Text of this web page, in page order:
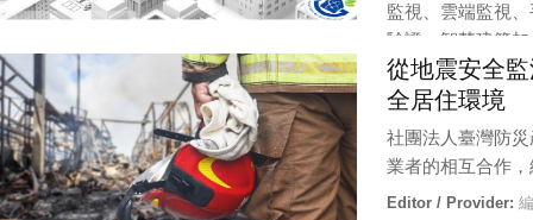
監視、雲端監視
驗證，智慧建築
Editor / Provider: 編輯部 |Updated:11 / 25 / 2021
從地震安全
全居住環境
社團法人臺灣防
業者的相互合作
Editor / Provider: